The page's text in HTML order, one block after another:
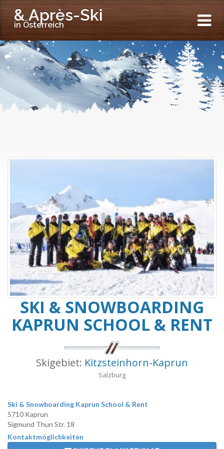
& Après-Ski
in Österreich
SKI & SNOWBOARDING
KAPRUN SCHOOL & RENT
Skigebiet: Kitzsteinhorn-Kaprun
Salzburg
Ski & Snowboarding Kaprun School & Rent
5710 Kaprun
Sigmund Thun Str. 18
Kontaktmöglichkeiten